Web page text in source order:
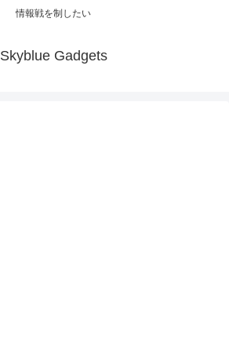
情報戦を制したい
Skyblue Gadgets